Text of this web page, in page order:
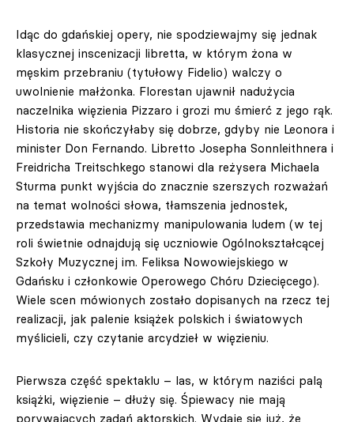
Idąc do gdańskiej opery, nie spodziewajmy się jednak
klasycznej inscenizacji libretta, w którym żona w
męskim przebraniu (tytułowy Fidelio) walczy o
uwolnienie małżonka. Florestan ujawnił nadużycia
naczelnika więzienia Pizzaro i grozi mu śmierć z jego rąk.
Historia nie skończyłaby się dobrze, gdyby nie Leonora i
minister Don Fernando. Libretto Josepha Sonnleithnera i
Freidricha Treitschkego stanowi dla reżysera Michaela
Sturma punkt wyjścia do znacznie szerszych rozważań
na temat wolności słowa, tłamszenia jednostek,
przedstawia mechanizmy manipulowania ludem (w tej
roli świetnie odnajdują się uczniowie Ogólnokształcącej
Szkoły Muzycznej im. Feliksa Nowowiejskiego w
Gdańsku i członkowie Operowego Chóru Dziecięcego).
Wiele scen mówionych zostało dopisanych na rzecz tej
realizacji, jak palenie książek polskich i światowych
myślicieli, czy czytanie arcydzieł w więzieniu.
Pierwsza część spektaklu – las, w którym naziści palą
książki, więzienie – dłuży się. Śpiewacy nie mają
porywających zadań aktorskich. Wydaje się już, że